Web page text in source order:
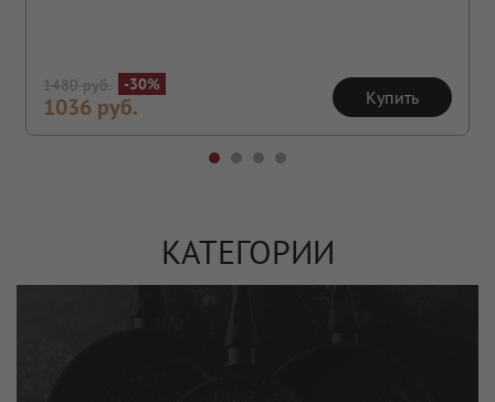
-30%
1480руб.
1036 руб. Купить
КАТЕГОРИИ